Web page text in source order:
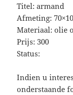
Titel: armand
Afmeting:
Materiaal: olie
Prijs: 300
Status:
Indien u
onderstaande